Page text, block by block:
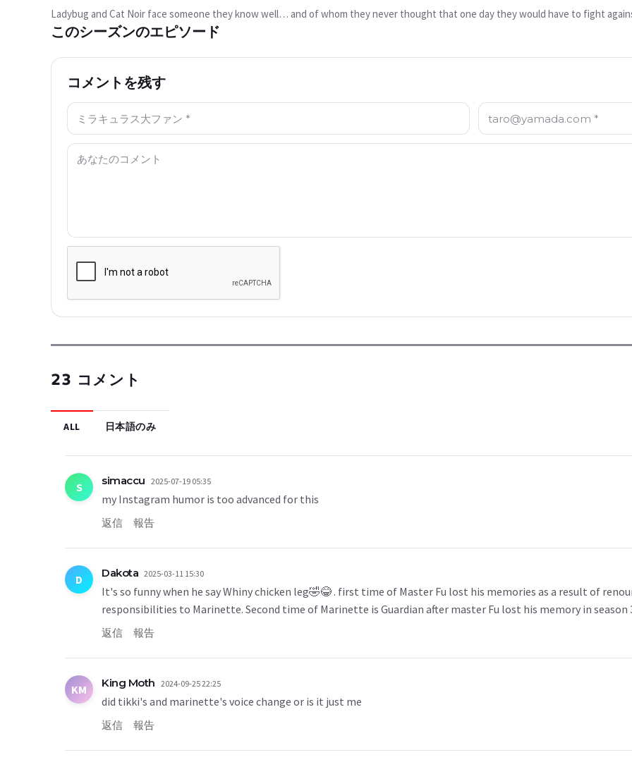
この動画は現在ご利用いただけませ
ん
もう一度試す
Ladybug and Cat Noir face someone they know well… and of whom they never thought that one day they would have to fight
このシーズンのエピソード
コメントを残す
名前: * Email: *
コメント: *
23 コメント
ALL 日本語のみ
S simaccu 2025-07-19 05:35
my Instagram humor is too advanced for this
返信 報告
D Dakota 2025-03-11 15:30
It's so funny when he say Whiny chicken leg🤣😂 . first time of Master Fu lost his memories as a result of
responsibilities to Marinette. Second time of Marinette is Guardian after master Fu lost his memory in season
返信 報告
KM King Moth 2024-09-25 22:25
did tikki's and marinette's voice change or is it just me
返信 報告